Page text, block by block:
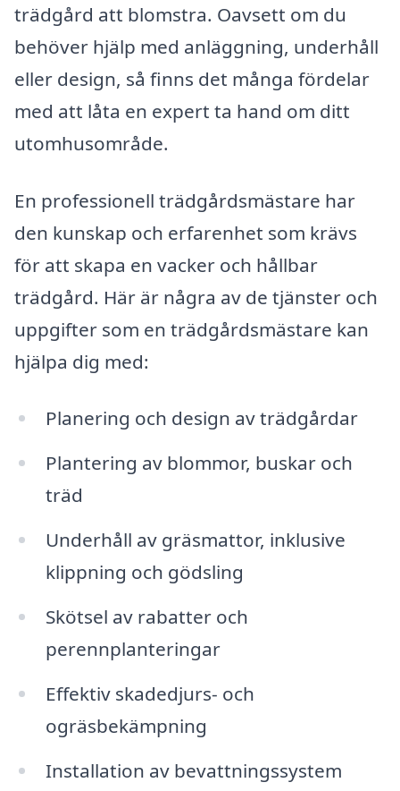
trädgård att blomstra. Oavsett om du
behöver hjälp med anläggning, underhåll
eller design, så finns det många fördelar
med att låta en expert ta hand om ditt
utomhusområde.
En professionell trädgårdsmästare har
den kunskap och erfarenhet som krävs
för att skapa en vacker och hållbar
trädgård. Här är några av de tjänster och
uppgifter som en trädgårdsmästare kan
hjälpa dig med:
Planering och design av trädgårdar
Plantering av blommor, buskar och
träd
Underhåll av gräsmattor, inklusive
klippning och gödsling
Skötsel av rabatter och
perennplanteringar
Effektiv skadedjurs- och
ogräsbekämpning
Installation av bevattningssystem